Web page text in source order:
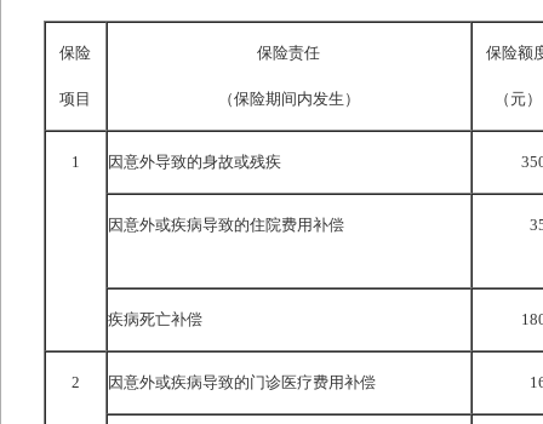
保险
项目
保险责任
（保险期间内发生）
保险额
（元）
1 因意外导致的身故或残疾
因意外或疾病导致的住院费用补偿
疾病死亡补偿
2 因意外或疾病导致的门诊医疗费用补偿